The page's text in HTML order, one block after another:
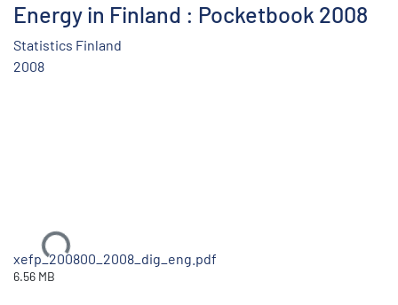
Energy in Finland : Pocketbook 2008
Statistics Finland
2008
Ladataan...
xefp_200800_2008_dig_eng.pdf
6.56 MB